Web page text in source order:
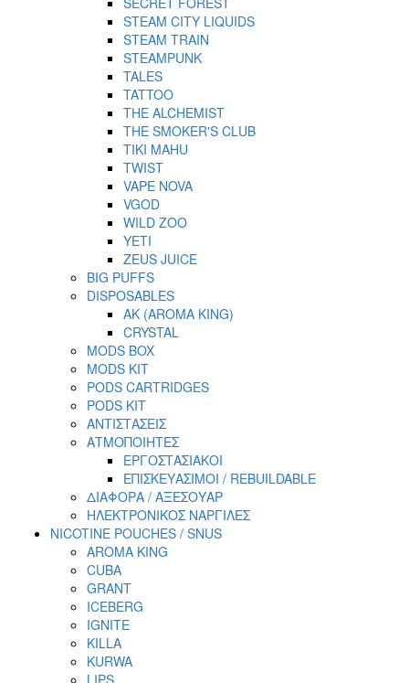
STEAM CITY LIQUIDS
STEAM TRAIN
STEAMPUNK
TALES
TATTOO
THE ALCHEMIST
THE SMOKER'S CLUB
TIKI MAHU
TWIST
VAPE NOVA
VGOD
WILD ZOO
YETI
ZEUS JUICE
BIG PUFFS
DISPOSABLES
AK (AROMA KING)
CRYSTAL
MODS BOX
MODS KIT
PODS CARTRIDGES
PODS KIT
ΑΝΤΙΣΤΑΣΕΙΣ
ΑΤΜΟΠΟΙΗΤΕΣ
ΕΡΓΟΣΤΑΣΙΑΚΟΙ
ΕΠΙΣΚΕΥΑΣΙΜΟΙ / REBUILDABLE
ΔΙΑΦΟΡΑ / ΑΞΕΣΟΥΑΡ
ΗΛΕΚΤΡΟΝΙΚΟΣ ΝΑΡΓΙΛΕΣ
NICOTINE POUCHES / SNUS
AROMA KING
CUBA
GRANT
ICEBERG
IGNITE
KILLA
KURWA
LIPS